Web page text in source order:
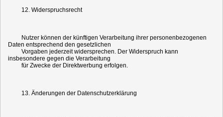
12. Widerspruchsrecht
Nutzer können der künftigen Verarbeitung ihrer personenbezogenen
Daten entsprechend den gesetzlichen
Vorgaben jederzeit widersprechen. Der Widerspruch kann
insbesondere gegen die Verarbeitung
für Zwecke der Direktwerbung erfolgen.
13. Änderungen der Datenschutzerklärung